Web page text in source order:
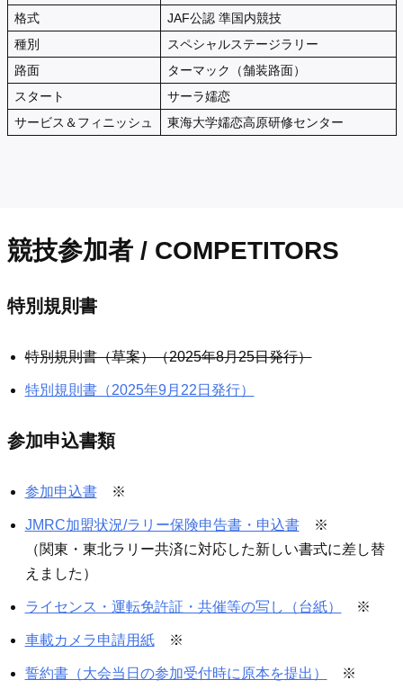
格式
JAF公認 準国内競技
種別
スペシャルステージラリー
路面
ターマック（舗装路面）
スタート
サーラ嬬恋
サービス＆フィニッシュ
東海大学嬬恋高原研修センター
競技参加者 / COMPETITORS
特別規則書
特別規則書（草案）（2025年8月25日発行）
特別規則書（2025年9月22日発行）
参加申込書類
参加申込書※
JMRC加盟状況/ラリー保険申告書・申込書※
（関東・東北ラリー共済に対応した新しい書式に差し替
えました）
ライセンス・運転免許証・共催等の写し（台紙） ※
車載カメラ申請用紙※
誓約書（大会当日の参加受付時に原本を提出） ※